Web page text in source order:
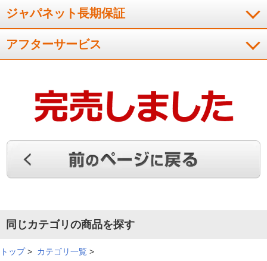
ジャパネット長期保証
アフターサービス
同じカテゴリの商品を探す
トップ> カテゴリ一覧 >